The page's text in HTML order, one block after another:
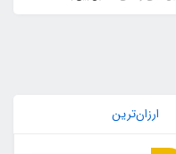
ارزان‌ترین